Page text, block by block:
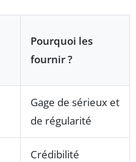
Pourquoi les
fournir ?
Gage de sérieux et
de régularité
Crédibilité